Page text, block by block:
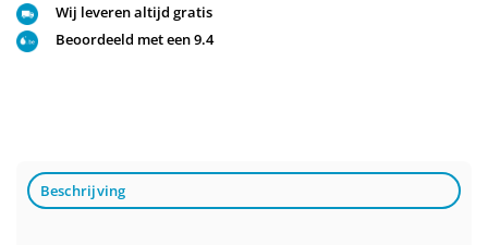
Wij leveren altijd gratis
Beoordeeld met een 9.4
Beschrijving